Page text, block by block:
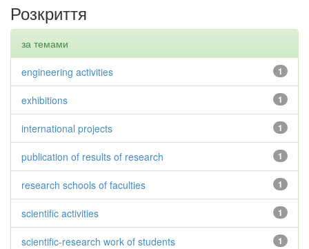
Розкриття
за темами
1
engineering activities
1
exhibitions
1
international projects
1
publication of results of research
1
research schools of faculties
1
scientific activities
1
scientific-research work of students